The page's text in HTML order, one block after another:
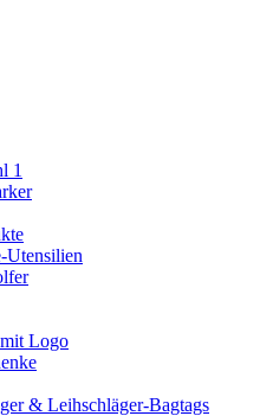
1
Utensilien
Logo
& Leihschläger-Bagtags